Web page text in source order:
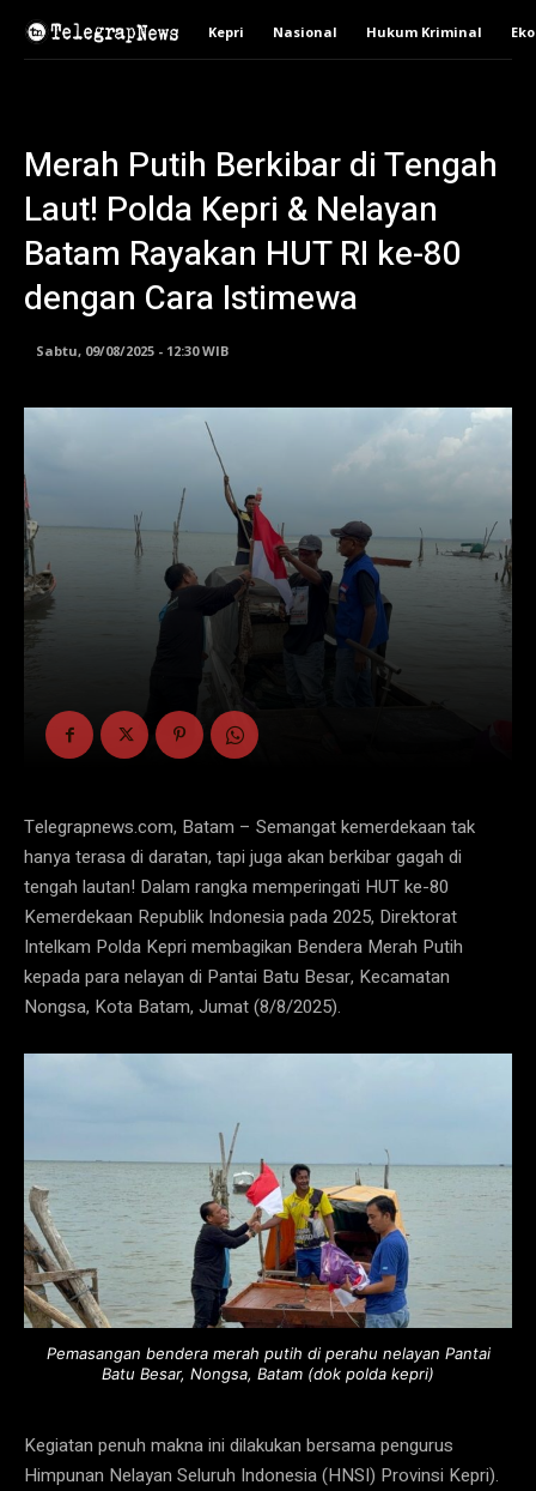
Kepri Nasional Hukum Kriminal
Merah Putih Berkibar di Tengah
Laut! Polda Kepri & Nelayan
Batam Rayakan HUT RI ke-80
dengan Cara Istimewa
Sabtu, 09/08/2025 - 12:30 WIB
Telegrapnews.com, Batam – Semangat kemerdekaan tak
hanya terasa di daratan, tapi juga akan berkibar gagah di
tengah lautan! Dalam rangka memperingati HUT ke-80
Kemerdekaan Republik Indonesia pada 2025, Direktorat
Intelkam Polda Kepri membagikan Bendera Merah Putih
kepada para nelayan di Pantai Batu Besar, Kecamatan
Nongsa, Kota Batam, Jumat (8/8/2025).
Pemasangan bendera merah putih di perahu nelayan Pantai
Batu Besar, Nongsa, Batam (dok polda kepri)
Kegiatan penuh makna ini dilakukan bersama pengurus
Himpunan Nelayan Seluruh Indonesia (HNSI) Provinsi Kepri).